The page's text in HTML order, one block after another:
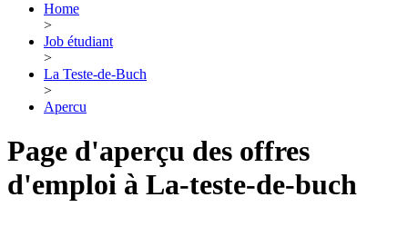
Home
>
Job étudiant
>
La Teste-de-Buch
>
Apercu
Page d'aperçu des offres
d'emploi à La-teste-de-buch